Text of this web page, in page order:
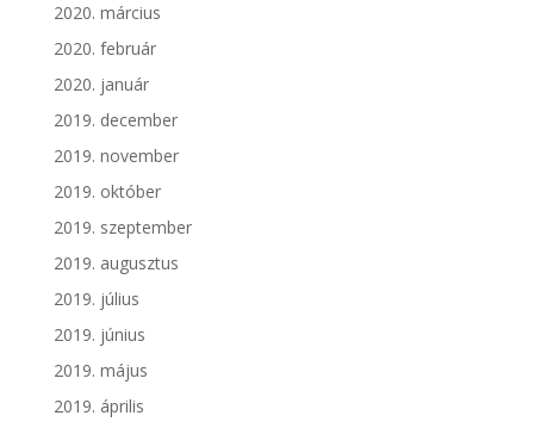
2020. március
2020. február
2020. január
2019. december
2019. november
2019. október
2019. szeptember
2019. augusztus
2019. július
2019. június
2019. május
2019. április